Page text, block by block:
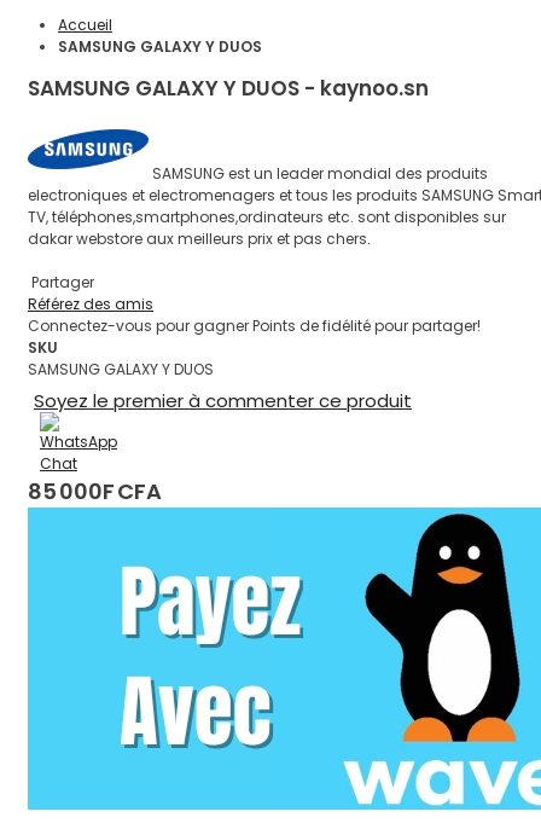
Accueil
SAMSUNG GALAXY Y DUOS
SAMSUNG GALAXY Y DUOS - kaynoo.sn
SAMSUNG est un leader mondial des produits
electroniques et electromenagers et tous les produits SAMSUNG
TV, téléphones,smartphones,ordinateurs etc. sont disponibles sur
dakar webstore aux meilleurs prix et pas chers.
Partager
Référez des amis
Connectez-vous pour gagner Points de fidélité pour partager!
SKU
SAMSUNG GALAXY Y DUOS
Soyez le premier à commenter ce produit
85 000F CFA